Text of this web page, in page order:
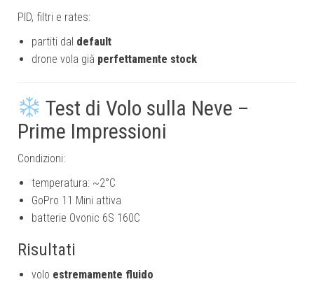
PID, filtri e rates:
partiti dal default
drone vola già perfettamente stock
Test di Volo sulla Neve –
Prime Impressioni
Condizioni:
temperatura: ~2°C
GoPro 11 Mini attiva
batterie Ovonic 6S 160C
Risultati
volo estremamente fluido